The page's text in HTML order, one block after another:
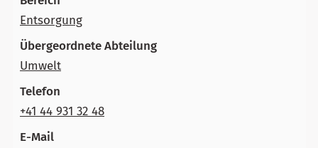
Entsorgung
Umwelt
+41 44 931 32 48